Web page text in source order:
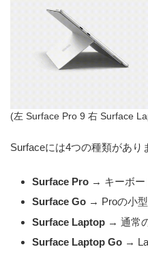
(左 Surface Pro 9 右 Surface
Surfaceには4つの種類があり
Surface Pro → キーボー
Surface Go → Proの小
Surface Laptop → 通常
Surface Laptop Go →